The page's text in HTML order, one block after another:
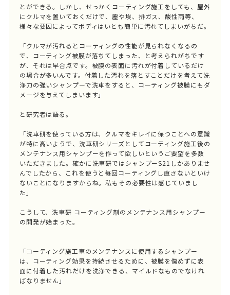
とができる。しかし、せっかくコーティング施工をしても、屋外
にクルマを置いておくだけで、塵や埃、排ガス、酸性雨等、
様々な要因によってボディはいとも簡単に汚れてしまいがちだ。
「クルマが汚れるとコーティングの性能が見られなくなるの
で、コーティング被膜が落ちてしまった、と考えられがちです
が、それは早合点です。被膜の表面に汚れが付着しているだけ
の場合が多いんです。付着した汚れを落とすことだけを考えて洗
浄力の強いシャンプーで洗車をすると、コーティング被膜にもダ
メージを与えてしまいます」
と研究者は語る。
「洗車研を使っている方は、クルマをキレイに保つことへの意識
が特に高いようで、洗車研シリーズとしてコーティング施工後の
メンテナンス用シャンプーを作って欲しいというご要望を多数
いただきました。確かに洗車研ではシャンプーS21しかありませ
んでしたから、これを使うと毎回コーティングし直さないといけ
ないことになりますからね。私もその必要性は感じていまし
た」
こうして、洗車研 コーティング剤のメンテナンス用シャンプー
の開発が始まった。
「コーティング施工車のメンテナンスに使用するシャンプー
は、コーティング効果を持続させるために、被膜を傷めずに表
面に付着した汚れだけを洗浄できる、マイルドなものでなけれ
ばなりません」